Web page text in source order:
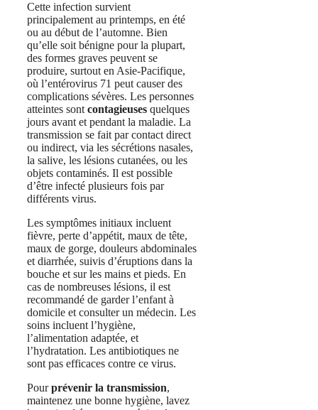
Cette infection survient
principalement au printemps, en été
ou au début de l’automne. Bien
qu’elle soit bénigne pour la plupart,
des formes graves peuvent se
produire, surtout en Asie-Pacifique,
où l’entérovirus 71 peut causer des
complications sévères. Les personnes
atteintes sontcontagieuses quelques
jours avant et pendant la maladie. La
transmission se fait par contact direct
ou indirect, via les sécrétions nasales,
la salive, les lésions cutanées, ou les
objets contaminés. Il est possible
d’être infecté plusieurs fois par
différents virus.
Les symptômes initiaux incluent
fièvre, perte d’appétit, maux de tête,
maux de gorge, douleurs abdominales
et diarrhée, suivis d’éruptions dans la
bouche et sur les mains et pieds. En
cas de nombreuses lésions, il est
recommandé de garder l’enfant à
domicile et consulter un médecin. Les
soins incluent l’hygiène,
l’alimentation adaptée, et
l’hydratation. Les antibiotiques ne
sont pas efficaces contre ce virus.
Pourprévenir la transmission,
maintenez une bonne hygiène, lavez